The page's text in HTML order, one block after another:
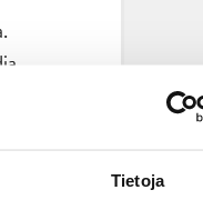
Tietoja